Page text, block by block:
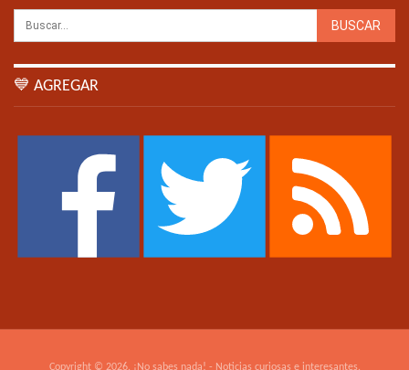
💙 AGREGAR
Copyright © 2026. ¡No sabes nada! - Noticias curiosas e interesantes.